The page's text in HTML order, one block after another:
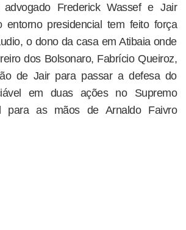
Frederick Wassef e Jair
entorno presidencial tem feito força
o dono da casa em Atibaia onde
dos Bolsonaro, Fabrício Queiroz,
de Jair para passar a defesa do
em duas ações no Supremo
para as mãos de Arnaldo Faivro